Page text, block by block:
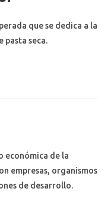
que se dedica a la
pasta seca.
económica de la
empresas, organismos
de desarrollo.